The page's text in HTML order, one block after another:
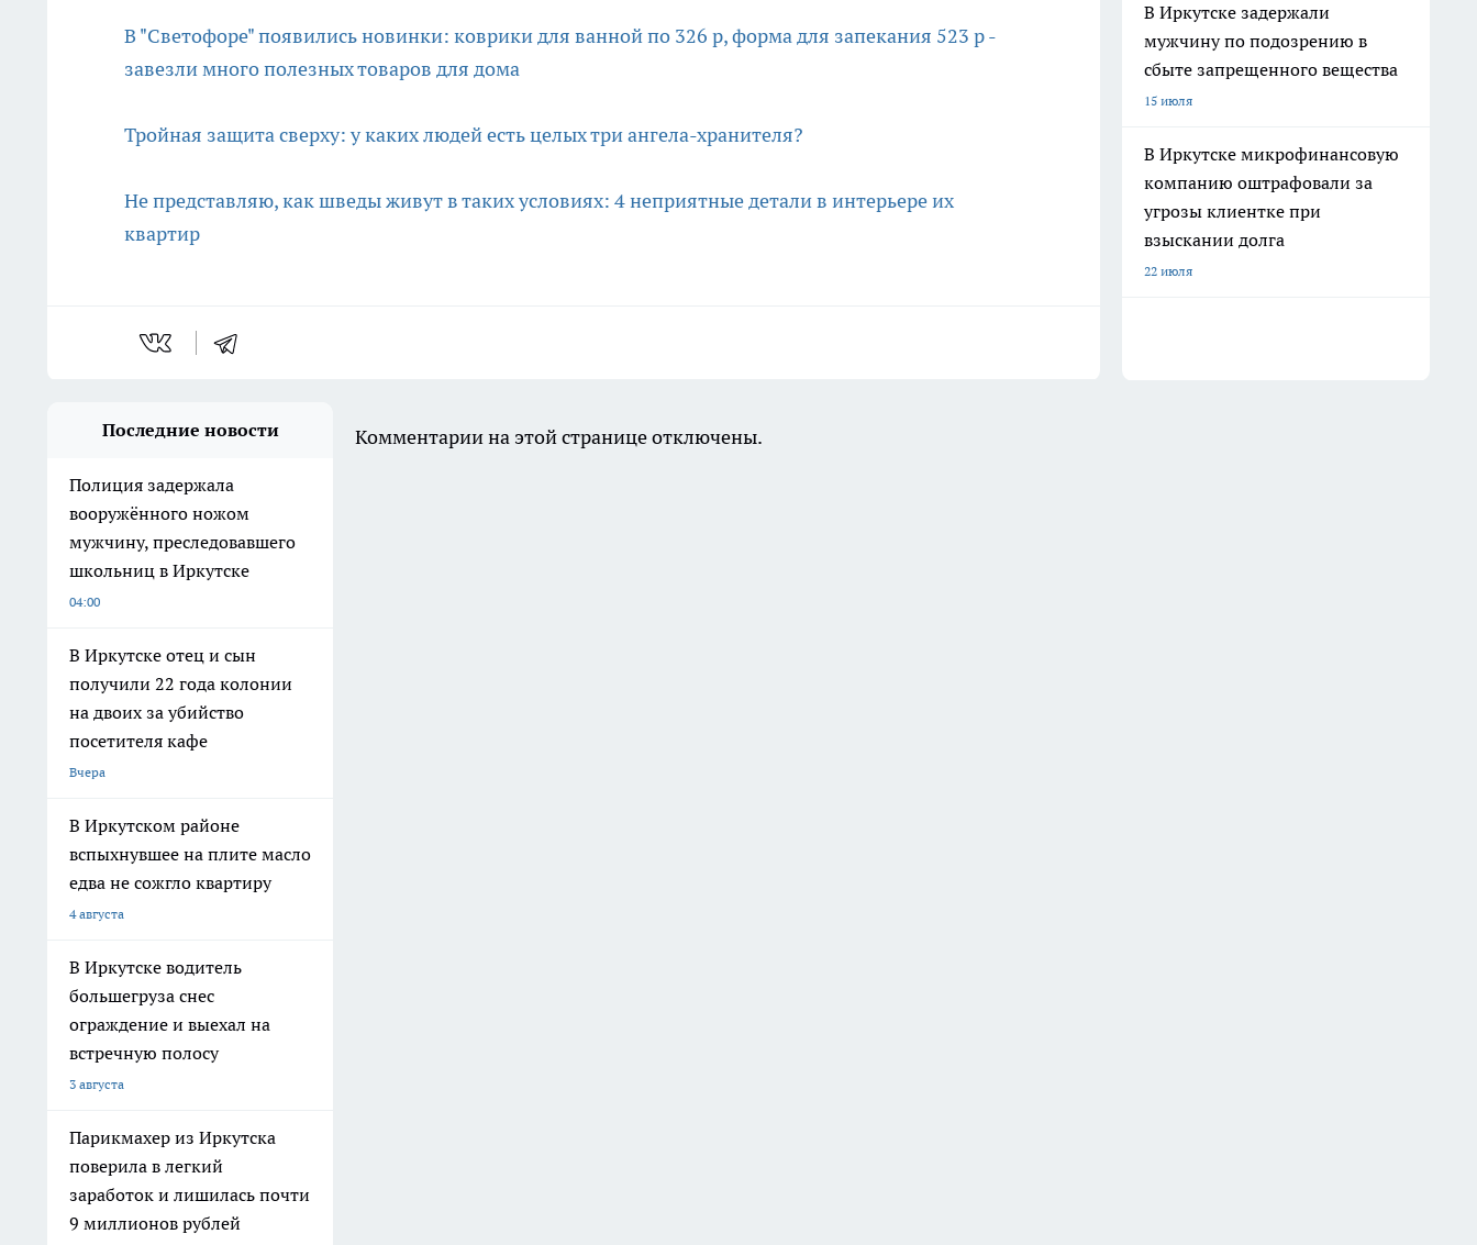
В "Светофоре" появились новинки: коврики для ванной по 326 р, форма для запекания 523 р -
завезли много полезных товаров для дома
Тройная защита сверху: у каких людей есть целых три ангела-хранителя?
Не представляю, как шведы живут в таких условиях: 4 неприятные детали в интерьере их
квартир
В Иркутске задержали
мужчину по подозрению в
сбыте запрещенного вещества
15 июля
В Иркутске микрофинансовую
компанию оштрафовали за
угрозы клиентке при
взыскании долга
22 июля
Последние новости
Полиция задержала
вооружённого ножом
мужчину, преследовавшего
школьниц в Иркутске
04:00
В Иркутске отец и сын
получили 22 года колонии
на двоих за убийство
посетителя кафе
Вчера
В Иркутском районе
вспыхнувшее на плите масло
едва не сожгло квартиру
4 августа
В Иркутске водитель
большегруза снес
ограждение и выехал на
встречную полосу
3 августа
Парикмахер из Иркутска
поверила в легкий
заработок и лишилась почти
9 миллионов рублей
Комментарии на этой странице отключены.